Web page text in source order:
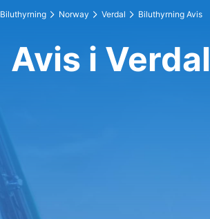
Biluthyrning Norway Verdal Biluthyrning Avis
Avis i Verdal